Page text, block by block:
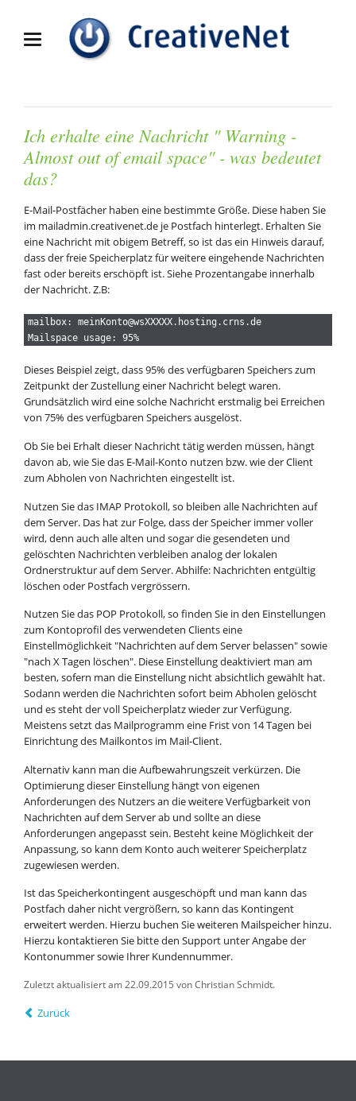
Ich erhalte eine Nachricht " Warning -
Almost out of email space" - was bedeutet
das?
E-Mail-Postfächer haben eine bestimmte Größe. Diese haben Sie
im mailadmin.creativenet.de je Postfach hinterlegt. Erhalten Sie
eine Nachricht mit obigem Betreff, so ist das ein Hinweis darauf,
dass der freie Speicherplatz für weitere eingehende Nachrichten
fast oder bereits erschöpft ist. Siehe Prozentangabe innerhalb
der Nachricht. Z.B:
mailbox: meinKonto@wsXXXXX.hosting.crns.de
Dieses Beispiel zeigt, dass 95% des verfügbaren Speichers zum
Zeitpunkt der Zustellung einer Nachricht belegt waren.
Grundsätzlich wird eine solche Nachricht erstmalig bei Erreichen
von 75% des verfügbaren Speichers ausgelöst.
Ob Sie bei Erhalt dieser Nachricht tätig werden müssen, hängt
davon ab, wie Sie das E-Mail-Konto nutzen bzw. wie der Client
zum Abholen von Nachrichten eingestellt ist.
Nutzen Sie das IMAP Protokoll, so bleiben alle Nachrichten auf
dem Server. Das hat zur Folge, dass der Speicher immer voller
wird, denn auch alle alten und sogar die gesendeten und
gelöschten Nachrichten verbleiben analog der lokalen
Ordnerstruktur auf dem Server. Abhilfe: Nachrichten entgültig
löschen oder Postfach vergrössern.
Nutzen Sie das POP Protokoll, so finden Sie in den Einstellungen
zum Kontoprofil des verwendeten Clients eine
Einstellmöglichkeit "Nachrichten auf dem Server belassen" sowie
"nach X Tagen löschen". Diese Einstellung deaktiviert man am
besten, sofern man die Einstellung nicht absichtlich gewählt hat.
Sodann werden die Nachrichten sofort beim Abholen gelöscht
und es steht der voll Speicherplatz wieder zur Verfügung.
Meistens setzt das Mailprogramm eine Frist von 14 Tagen bei
Einrichtung des Mailkontos im Mail-Client.
Alternativ kann man die Aufbewahrungszeit verkürzen. Die
Optimierung dieser Einstellung hängt von eigenen
Anforderungen des Nutzers an die weitere Verfügbarkeit von
Nachrichten auf dem Server ab und sollte an diese
Anforderungen angepasst sein. Besteht keine Möglichkeit der
Anpassung, so kann dem Konto auch weiterer Speicherplatz
zugewiesen werden.
Ist das Speicherkontingent ausgeschöpft und man kann das
Postfach daher nicht vergrößern, so kann das Kontingent
erweitert werden. Hierzu buchen Sie weiteren Mailspeicher hinzu.
Hierzu kontaktieren Sie bitte den Support unter Angabe der
Kontonummer sowie Ihrer Kundennummer.
Zuletzt aktualisiert am 22.09.2015 von Christian Schmidt.
Zurück